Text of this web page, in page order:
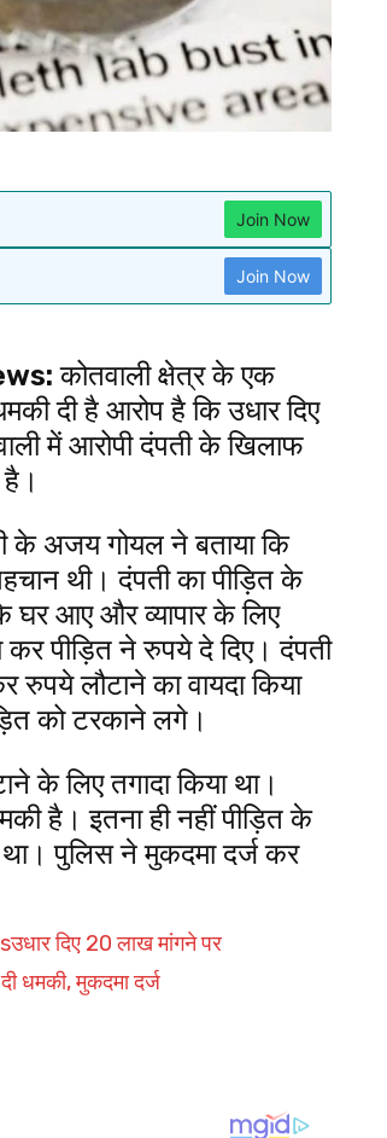
Join Now
Join Now
कोतवाली क्षेत्र के एक
दी है आरोप है कि उधार दिए
में आरोपी दंपती के खिलाफ
के अजय गोयल ने बताया कि
थी। दंपती का पीड़ित के
घर आए और व्यापार के लिए
पीड़ित ने रुपये दे दिए। दंपती
रुपये लौटाने का वायदा किया
को टरकाने लगे।
के लिए तगादा किया था।
है। इतना ही नहीं पीड़ित के
पुलिस ने मुकदमा दर्ज कर